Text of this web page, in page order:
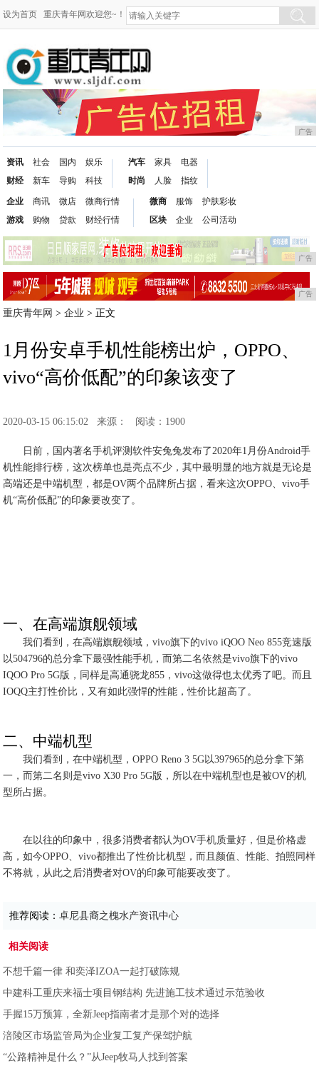
设为首页 重庆青年网欢迎您~！
广告
资讯
财经
社会
新车
国内
导购
娱乐
科技
汽车
时尚
家具
人脸
电器
指纹
企业
游戏
商讯
购物
微店
贷款
微商行情
财经行情
微商
区块
服饰
企业
护肤彩妆
公司活动
广告
广告
重庆青年网 >企业 > 正文
1月份安卓手机性能榜出炉，OPPO、
vivo“高价低配”的印象该变了
2020-03-15 06:15:02 来源： 阅读：1900
日前，国内著名手机评测软件安兔兔发布了2020年1月份Android手
机性能排行榜，这次榜单也是亮点不少，其中最明显的地方就是无论是
高端还是中端机型，都是OV两个品牌所占据，看来这次OPPO、vivo手
机“高价低配”的印象要改变了。
一、在高端旗舰领域
我们看到，在高端旗舰领域，vivo旗下的vivo iQOO Neo 855竞速版
以504796的总分拿下最强性能手机，而第二名依然是vivo旗下的vivo
IQOO Pro 5G版，同样是高通骁龙855，vivo这做得也太优秀了吧。而且
IOQQ主打性价比，又有如此强悍的性能，性价比超高了。
二、中端机型
我们看到，在中端机型，OPPO Reno 3 5G以397965的总分拿下第
一，而第二名则是vivo X30 Pro 5G版，所以在中端机型也是被OV的机
型所占据。
在以往的印象中，很多消费者都认为OV手机质量好，但是价格虚
高，如今OPPO、vivo都推出了性价比机型，而且颜值、性能、拍照同样
不将就，从此之后消费者对OV的印象可能要改变了。
推荐阅读：卓尼县裔之槐水产资讯中心
相关阅读
不想千篇一律 和奕泽IZOA一起打破陈规
中建科工重庆来福士项目钢结构 先进施工技术通过示范验收
手握15万预算，全新Jeep指南者才是那个对的选择
涪陵区市场监管局为企业复工复产保驾护航
“公路精神是什么？”从Jeep牧马人找到答案